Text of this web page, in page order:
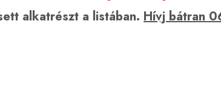
alkatrészt a listában. Hívj bátran